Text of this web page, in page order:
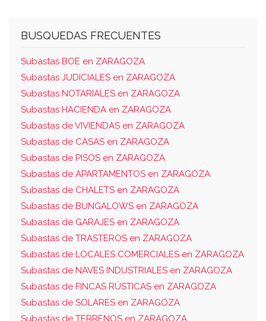
BUSQUEDAS FRECUENTES
Subastas BOE en ZARAGOZA
Subastas JUDICIALES en ZARAGOZA
Subastas NOTARIALES en ZARAGOZA
Subastas HACIENDA en ZARAGOZA
Subastas de VIVIENDAS en ZARAGOZA
Subastas de CASAS en ZARAGOZA
Subastas de PISOS en ZARAGOZA
Subastas de APARTAMENTOS en ZARAGOZA
Subastas de CHALETS en ZARAGOZA
Subastas de BUNGALOWS en ZARAGOZA
Subastas de GARAJES en ZARAGOZA
Subastas de TRASTEROS en ZARAGOZA
Subastas de LOCALES COMERCIALES en ZARAGOZA
Subastas de NAVES INDUSTRIALES en ZARAGOZA
Subastas de FINCAS RÚSTICAS en ZARAGOZA
Subastas de SOLARES en ZARAGOZA
Subastas de TERRENOS en ZARAGOZA